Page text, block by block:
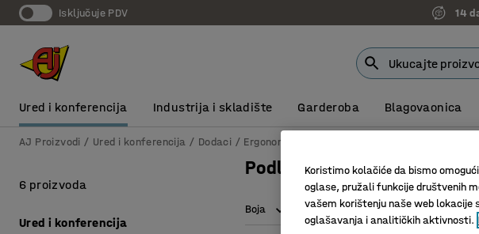
Isključuje PDV 14
Ured i konferencija Industrija i skladište Garderoba Blagovaonica
AJ Proizvodi Ured i konferencija Dodaci Ergonomski dodaci
Podloge protiv umora
Boja Dužina Širina Promjer
6 proizvoda
Ured i konferencija
Koristimo kolačiće da bismo
oglase, pružali funkcije društvenih
vašem korištenju naše web
oglašavanja i analitičkih aktivnosti.